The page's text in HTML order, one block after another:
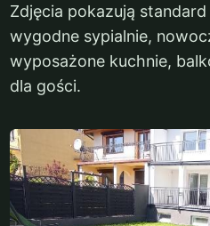
Zdjęcia pokazują
wygodne sypialnie,
wyposażone kuchnie,
dla gości.